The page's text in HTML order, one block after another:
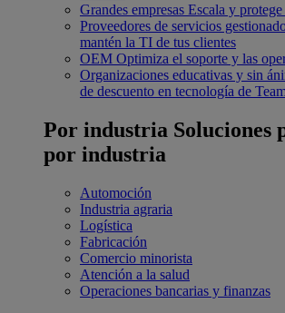
Grandes empresas Escala y
Proveedores de servicios
mantén la TI de tus clientes
OEM Optimiza el soporte y las
Organizaciones educativas y sin
de descuento en tecnología de
Por industria Soluciones
por industria
Automoción
Industria agraria
Logística
Fabricación
Comercio minorista
Atención a la salud
Operaciones bancarias y finanzas